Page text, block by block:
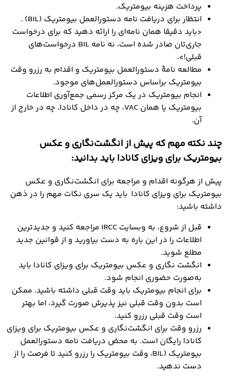
پرداخت هزینه بیومتریک.
انتظار برای دریافت نامه دستورالعمل بیومتریک (BIL) .
<باید دقیقا همان نامه‌ای را ارائه دهید که برای درخواست‌
جاری‌تان صادر شده است، نه نامه BIL درخواست‌های
قبلی!>.
مطالعه نامۀ دستورالعمل بیومتریک و اقدام به رزرو وقت
بیومتریک براساس دستورالعمل‌های موجود.
انجام بیومتریک در یک مرکز رسمی جمع‌آوری اطلاعات
بیومتریک یا همان VAC، چه در داخل کانادا، چه در خارج از
آن.
چند نکته مهم که پیش از انگشت‌نگاری و عکس
بیومتریک برای ویزای کانادا باید بدانید:
پیش از هرگونه اقدام و مراجعه برای انگشت‌نگاری و عکس
بیومتریک برای ویزای کانادا باید یک سری نکات مهم را در ذهن
داشته باشید:
قبل از شروع، به وبسایت IRCC مراجعه کنید و جدیدترین
اطلاعات را در این باره به دست بیاورید و از قوانین جدید
مطلع شوید.
انگشت‌ نگاری و عکس بیومتریک برای ویزای کانادا باید
به‌صورت حضوری انجام شود.
برای انجام بیومتریک باید وقت قبلی داشته باشید. ممکن
است بدون وقت قبلی نیز پذیرش صورت گیرد، اما بهتر
است وقت قبلی رزرو کنید.
رزرو وقت برای انگشت‌نگاری و عکس بیومتریک برای ویزای
کانادا رایگان است. به محض دریافت نامه دستورالعمل
بیومتریک (BIL، وقت بیومتریک را رزرو کنید تا فرصت را از
دست ندهید.